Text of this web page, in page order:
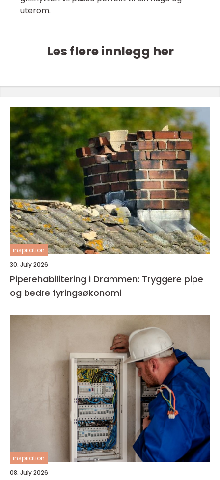
uterom.
Les flere innlegg her
inspiration
30. July 2026
Piperehabilitering i Drammen: Tryggere pipe
og bedre fyringsøkonomi
inspiration
08. July 2026